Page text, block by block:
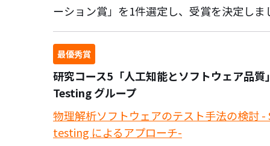
ーション賞」を1件選定し、受賞を決定しま
最優秀賞
研究コース5「人工知能とソフトウェア品
Testing グループ
物理解析ソフトウェアのテスト手法の検討-
testing によるアプローチ-